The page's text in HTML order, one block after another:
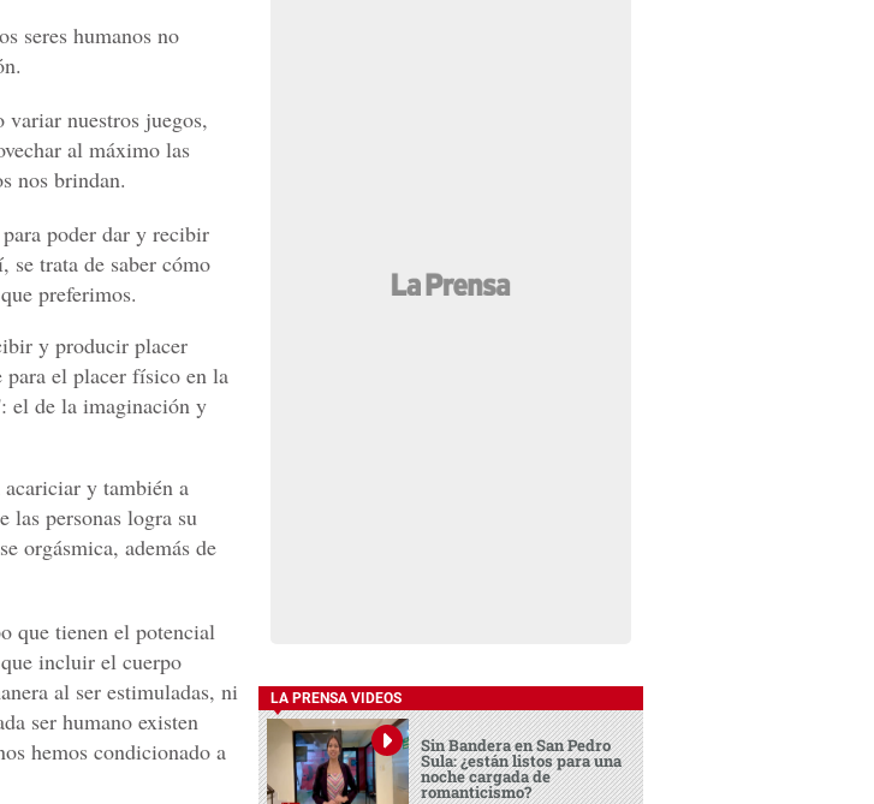
seres humanos no
variar nuestros juegos,
al máximo las
nos brindan.
poder dar y recibir
se trata de saber cómo
preferimos.
y producir placer
el placer físico en la
el de la imaginación y
y también a
las personas logra su
orgásmica, además de
que tienen el potencial
incluir el cuerpo
al ser estimuladas, ni
ser humano existen
hemos condicionado a
LA PRENSA VIDEOS
Sin Bandera en San Pedro
Sula: ¿están listos para una
noche cargada de
romanticismo?